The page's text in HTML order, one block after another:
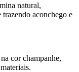
natural,
aconchego e
cor champanhe,